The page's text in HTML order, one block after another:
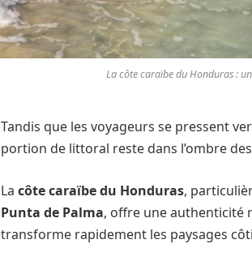
La côte caraïbe du Honduras :
Tandis que les voyageurs se pressent
portion de littoral reste dans l’ombre
La côte caraïbe du Honduras,
Punta de Palma, offre une authenticité
transforme rapidement les paysages